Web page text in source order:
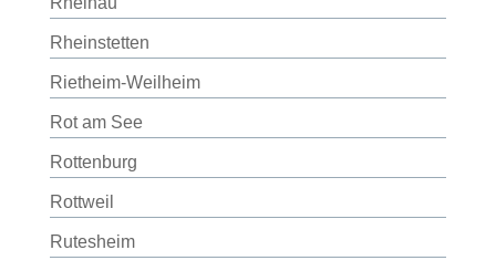
Rheinstetten
Rietheim-Weilheim
Rot am See
Rottenburg
Rottweil
Rutesheim